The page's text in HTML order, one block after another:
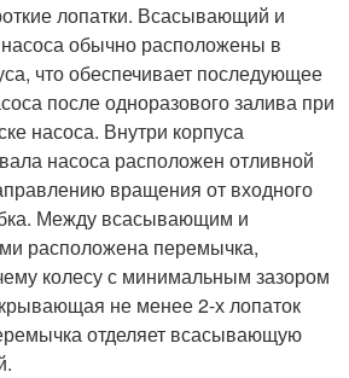
лопатки. Всасывающий и
обычно расположены в
что обеспечивает последующее
после одноразового залива при
насоса. Внутри корпуса
насоса расположен отливной
вращения от входного
Между всасывающим и
расположена перемычка,
колесу с минимальным зазором
не менее 2-х лопаток
отделяет всасывающую